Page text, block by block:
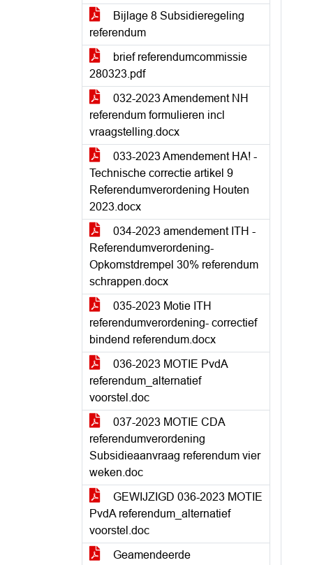
Bijlage 8 Subsidieregeling
referendum
brief referendumcommissie
280323.pdf
032-2023 Amendement NH
referendum formulieren incl
vraagstelling.docx
033-2023 Amendement HA! -
Technische correctie artikel 9
Referendumverordening Houten
2023.docx
034-2023 amendement ITH -
Referendumverordening-
Opkomstdrempel 30% referendum
schrappen.docx
035-2023 Motie ITH
referendumverordening- correctief
bindend referendum.docx
036-2023 MOTIE PvdA
referendum_alternatief
voorstel.doc
037-2023 MOTIE CDA
referendumverordening
Subsidieaanvraag referendum vier
weken.doc
GEWIJZIGD 036-2023 MOTIE
PvdA referendum_alternatief
voorstel.doc
Geamendeerde